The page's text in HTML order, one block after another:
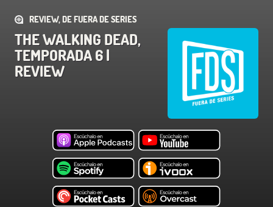
REVIEW, DE FUERA DE SERIES
THE WALKING DEAD,
TEMPORADA 6 |
REVIEW